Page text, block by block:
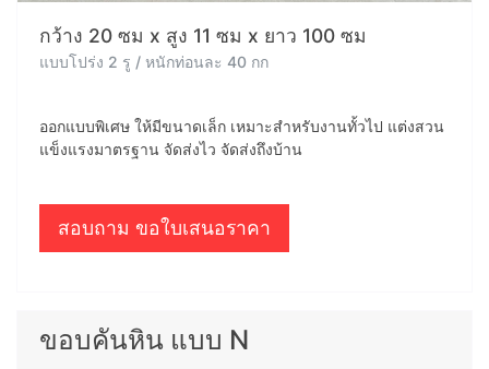
กว้าง 20 ซม x สูง 11 ซม x ยาว 100 ซม
แบบโปร่ง 2 รู / หนักท่อนละ 40 กก
ออกแบบพิเศษ ให้มีขนาดเล็ก เหมาะสำหรับงานทั้วไป แต่งสวน
แข็งแรงมาตรฐาน จัดส่งไว จัดส่งถึงบ้าน
สอบถาม ขอใบเสนอราคา
ขอบคันหิน แบบ N